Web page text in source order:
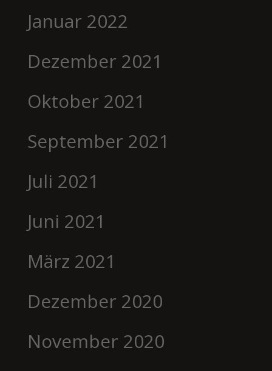
Januar 2022
Dezember 2021
Oktober 2021
September 2021
Juli 2021
Juni 2021
März 2021
Dezember 2020
November 2020